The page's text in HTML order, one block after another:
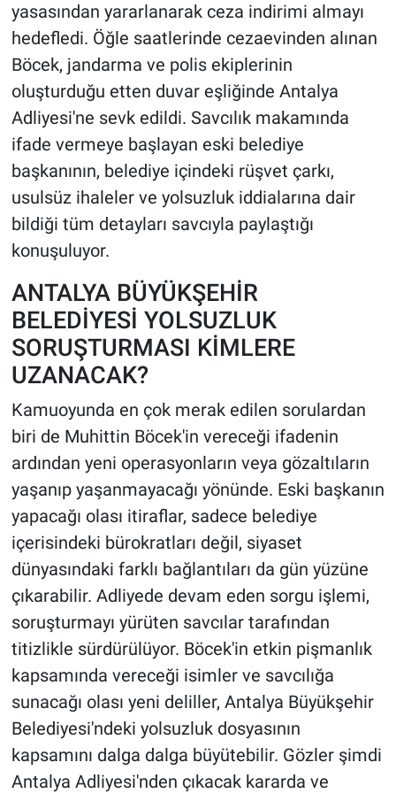
yasasından yararlanarak ceza indirimi almayı
hedefledi. Öğle saatlerinde cezaevinden alınan
Böcek, jandarma ve polis ekiplerinin
oluşturduğu etten duvar eşliğinde Antalya
Adliyesi'ne sevk edildi. Savcılık makamında
ifade vermeye başlayan eski belediye
başkanının, belediye içindeki rüşvet çarkı,
usulsüz ihaleler ve yolsuzluk iddialarına dair
bildiği tüm detayları savcıyla paylaştığı
konuşuluyor.
ANTALYA BÜYÜKŞEHİR
BELEDİYESİ YOLSUZLUK
SORUŞTURMASI KİMLERE
UZANACAK?
Kamuoyunda en çok merak edilen sorulardan
biri de Muhittin Böcek'in vereceği ifadenin
ardından yeni operasyonların veya gözaltıların
yaşanıp yaşanmayacağı yönünde. Eski başkanın
yapacağı olası itiraflar, sadece belediye
içerisindeki bürokratları değil, siyaset
dünyasındaki farklı bağlantıları da gün yüzüne
çıkarabilir. Adliyede devam eden sorgu işlemi,
soruşturmayı yürüten savcılar tarafından
titizlikle sürdürülüyor. Böcek'in etkin pişmanlık
kapsamında vereceği isimler ve savcılığa
sunacağı olası yeni deliller, Antalya Büyükşehir
Belediyesi'ndeki yolsuzluk dosyasının
kapsamını dalga dalga büyütebilir. Gözler şimdi
Antalya Adliyesi'nden çıkacak kararda ve